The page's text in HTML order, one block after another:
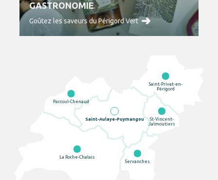
GASTRONOMIE
Goûtez les saveurs du Périgord Vert
Saint-Aulaye-Puymangou
Parcoul-Chenaud
Saint-Privat-en-
Périgord
St-Vincent-
Jalmoutiers
Servanches
La Roche-Chalais